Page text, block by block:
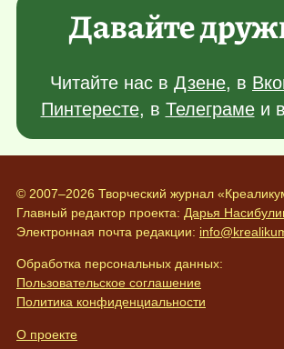
Давайте
Читайте нас в Дзене, в
Пинтересте, в Телеграмеи в
© 2007–2026 Творческий журнал
Главный редактор проекта: Дарья
Электронная почта редакции:
Обработка персональных данных:
Пользовательское соглашение
Политика конфиденциальности
О проекте